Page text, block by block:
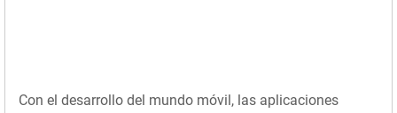
Con el desarrollo del mundo móvil, las aplicaciones